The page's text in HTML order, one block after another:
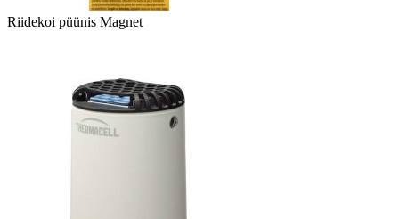
Riidekoi püünis Magnet